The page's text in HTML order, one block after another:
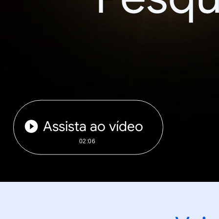
Assista ao vídeo
02:06